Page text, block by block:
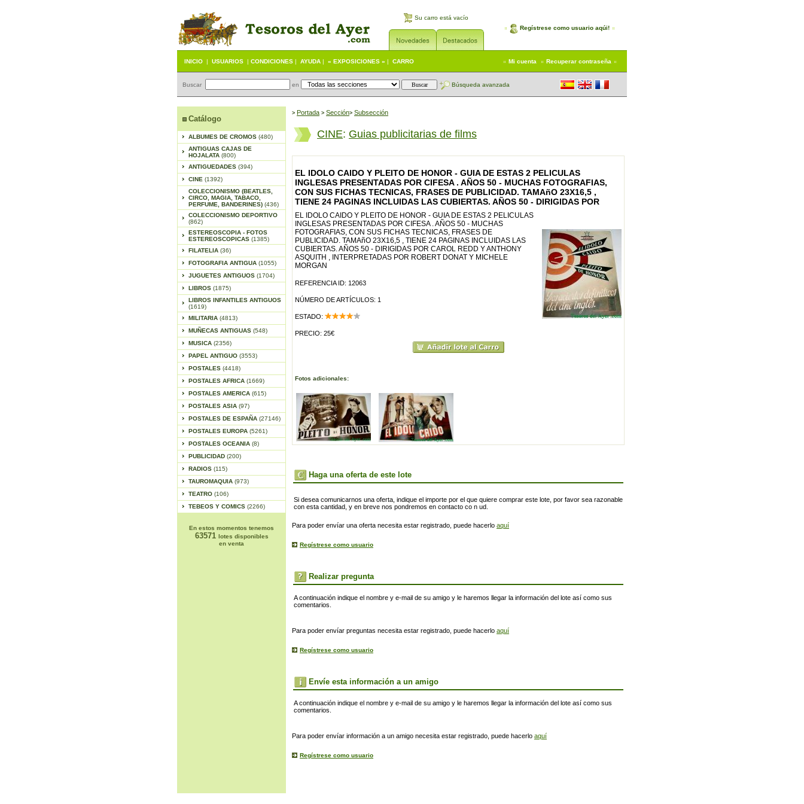
Su carro está vacío
Regístrese como usuario aqúi!
INICIO | USUARIOS | CONDICIONES | AYUDA | « EXPOSICIONES » | CARRO Mi cuenta Recuperar contraseña
Buscar en Búsqueda avanzada
Catálogo
ALBUMES DE CROMOS (480)
ANTIGUAS CAJAS DE
HOJALATA (800)
ANTIGUEDADES (394)
CINE (1392)
COLECCIONISMO (BEATLES,
CIRCO, MAGIA, TABACO,
PERFUME, BANDERINES) (436)
COLECCIONISMO DEPORTIVO
(862)
ESTEREOSCOPIA - FOTOS
ESTEREOSCOPICAS (1385)
FILATELIA (36)
FOTOGRAFIA ANTIGUA (1055)
JUGUETES ANTIGUOS (1704)
LIBROS (1875)
LIBROS INFANTILES ANTIGUOS
(1619)
MILITARIA (4813)
MUÑECAS ANTIGUAS (548)
MUSICA (2356)
PAPEL ANTIGUO (3553)
POSTALES (4418)
POSTALES AFRICA (1669)
POSTALES AMERICA (615)
POSTALES ASIA (97)
POSTALES DE ESPAÑA (27146)
POSTALES EUROPA (5261)
POSTALES OCEANIA (8)
PUBLICIDAD (200)
RADIOS (115)
TAUROMAQUIA (973)
TEATRO (106)
TEBEOS Y COMICS (2266)
En estos momentos tenemos
63571 lotes disponibles
en venta
> Portada > Sección> Subsección
CINE: Guias publicitarias de films
EL IDOLO CAIDO Y PLEITO DE HONOR - GUIA DE ESTAS 2 PELICULAS
INGLESAS PRESENTADAS POR CIFESA . AÑOS 50 - MUCHAS FOTOGRAFIAS,
CON SUS FICHAS TECNICAS, FRASES DE PUBLICIDAD. TAMAñO 23X16,5 ,
TIENE 24 PAGINAS INCLUIDAS LAS CUBIERTAS. AÑOS 50 - DIRIGIDAS POR
EL IDOLO CAIDO Y PLEITO DE HONOR - GUIA DE ESTAS 2 PELICULAS
INGLESAS PRESENTADAS POR CIFESA . AÑOS 50 - MUCHAS
FOTOGRAFIAS, CON SUS FICHAS TECNICAS, FRASES DE
PUBLICIDAD. TAMAñO 23X16,5 , TIENE 24 PAGINAS INCLUIDAS LAS
CUBIERTAS. AÑOS 50 - DIRIGIDAS POR CAROL REDD Y ANTHONY
ASQUITH , INTERPRETADAS POR ROBERT DONAT Y MICHELE
MORGAN
REFERENCIA ID: 12063
NÚMERO DE ARTÍCULOS: 1
ESTADO:
PRECIO: 25€
Fotos adicionales:
Haga una oferta de este lote
Si desea comunicarnos una oferta, indique el importe por el que quiere comprar este lote, por favor sea razonable
con esta cantidad, y en breve nos pondremos en contacto co n ud.
Para poder envíar una oferta necesita estar registrado, puede hacerlo aquí
Regístrese como usuario
Realizar pregunta
A continuación indique el nombre y e-mail de su amigo y le haremos llegar la información del lote así como sus
comentarios.
Para poder envíar preguntas necesita estar registrado, puede hacerlo aquí
Regístrese como usuario
Envíe esta información a un amigo
A continuación indique el nombre y e-mail de su amigo y le haremos llegar la información del lote así como sus
comentarios.
Para poder envíar información a un amigo necesita estar registrado, puede hacerlo aquí
Regístrese como usuario